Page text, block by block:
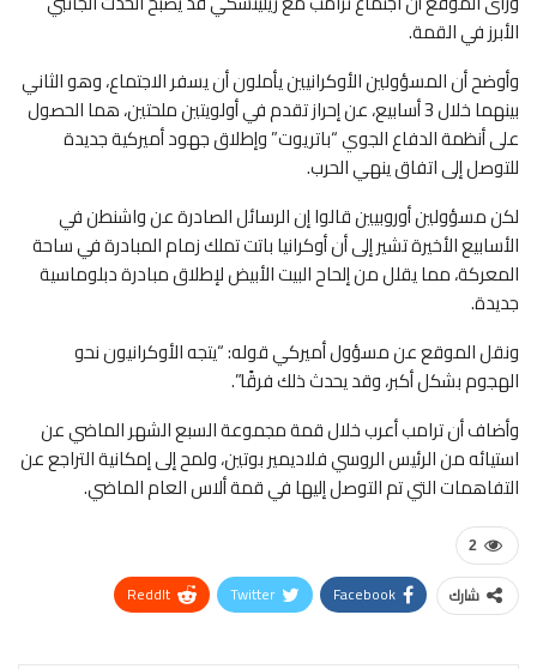
الأبرز في القمة.
وأوضح أن المسؤولين الأوكرانيين يأملون أن يسفر الاجتماع، وهو الثاني
بينهما خلال 3 أسابيع، عن إحراز تقدم في أولويتين ملحتين، هما الحصول
على أنظمة الدفاع الجوي “باتريوت” وإطلاق جهود أميركية جديدة
للتوصل إلى اتفاق ينهي الحرب.
لكن مسؤولين أوروبيين قالوا إن الرسائل الصادرة عن واشنطن في
الأسابيع الأخيرة تشير إلى أن أوكرانيا باتت تملك زمام المبادرة في ساحة
المعركة، مما يقلل من إلحاح البيت الأبيض لإطلاق مبادرة دبلوماسية
جديدة.
ونقل الموقع عن مسؤول أميركي قوله: “يتجه الأوكرانيون نحو
الهجوم بشكل أكبر، وقد يحدث ذلك فرقًا”.
وأضاف أن ترامب أعرب خلال قمة مجموعة السبع الشهر الماضي عن
استيائه من الرئيس الروسي فلاديمير بوتين، ولمح إلى إمكانية التراجع عن
التفاهمات التي تم التوصل إليها في قمة ألاس العام الماضي.
2
شارك Facebook
Twitter
ReddIt